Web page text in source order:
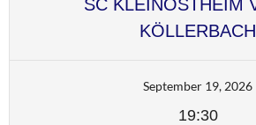
SC KLEINOSTHEIM
KÖLLERBACH
September 19, 2026
19:30